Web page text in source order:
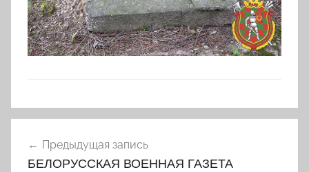
по
Предыдущая запись
БЕЛОРУССКАЯ ВОЕННАЯ ГАЗЕТА